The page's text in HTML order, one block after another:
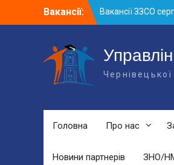
Вакансії:
Вакансії ЗЗСО
Вакансії ЗЗСО
підрозділах
р.
Головна Про нас
Новини партнерів ЗНО/